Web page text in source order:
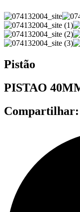
Pistão
PISTAO
Compartilhar: